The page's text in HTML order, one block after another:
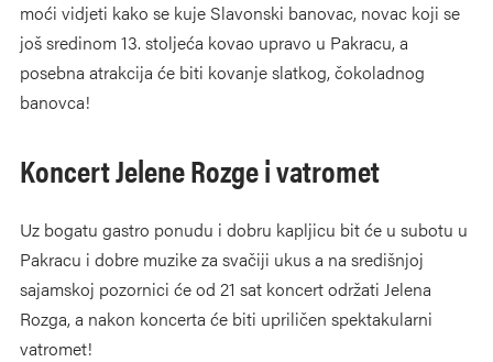
moći vidjeti kako se kuje Slavonski banovac, novac koji se
još sredinom 13. stoljeća kovao upravo u Pakracu, a
posebna atrakcija će biti kovanje slatkog, čokoladnog
banovca!
Koncert Jelene Rozge i vatromet
Uz bogatu gastro ponudu i dobru kapljicu bit će u subotu u
Pakracu i dobre muzike za svačiji ukus a na središnjoj
sajamskoj pozornici će od 21 sat koncert održati Jelena
Rozga, a nakon koncerta će biti upriličen spektakularni
vatromet!